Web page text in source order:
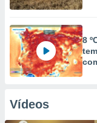
8
Vídeos